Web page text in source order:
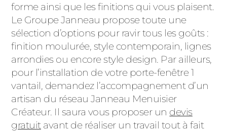
forme ainsi que les finitions qui vous plaisent.
Le Groupe Janneau propose toute une
sélection d’options pour ravir tous les goûts :
finition moulurée, style contemporain, lignes
arrondies ou encore style design. Par ailleurs,
pour l’installation de votre porte-fenêtre 1
vantail, demandez l’accompagnement d’un
artisan du réseau Janneau Menuisier
Créateur. Il saura vous proposer un devis
gratuitavant de réaliser un travail tout à fait